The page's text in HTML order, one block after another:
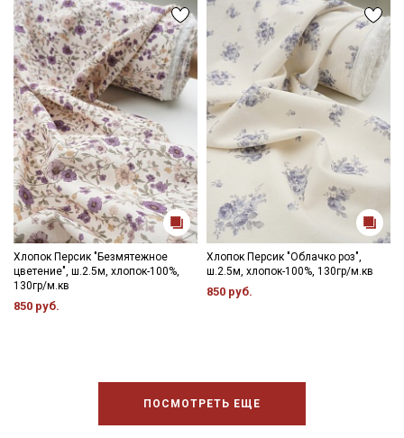
Хлопок Персик "Безмятежное
цветение", ш.2.5м, хлопок-100%,
130гр/м.кв
850 руб.
Хлопок Персик "Облачко роз",
ш.2.5м, хлопок-100%, 130гр/м.кв
850 руб.
ПОСМОТРЕТЬ ЕЩЕ